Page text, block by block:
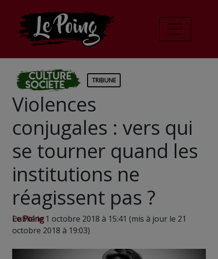
Culture
Societe TRIBUNE
Violences
conjugales : vers qui
se tourner quand les
institutions ne
réagissent pas ?
Le Poing
Publié le 1 octobre 2018 à 15:41 (mis à jour le 21
octobre 2018 à 19:03)